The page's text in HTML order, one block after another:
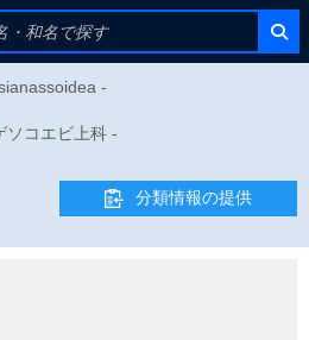
-
ソコエビ上科 -
分類情報の提供